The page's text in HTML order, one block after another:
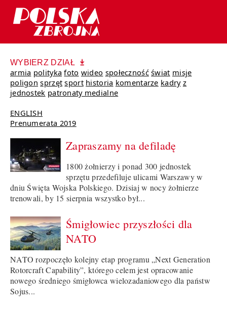
WYBIERZ DZIAŁ
armia polityka foto wideo społeczność świat misje
poligon sprzęt sport historia komentarze kadry z
jednostek patronaty medialne
ENGLISH
Prenumerata 2019
Zapraszamy na defiladę
1800 żołnierzy i ponad 300 jednostek
sprzętu przedefiluje ulicami Warszawy w
dniu Święta Wojska Polskiego. Dzisiaj w nocy żołnierze
trenowali, by 15 sierpnia wszystko był...
Śmigłowiec przyszłości dla
NATO
NATO rozpoczęło kolejny etap programu „Next Generation
Rotorcraft Capability”, którego celem jest opracowanie
nowego średniego śmigłowca wielozadaniowego dla państw
Sojus...